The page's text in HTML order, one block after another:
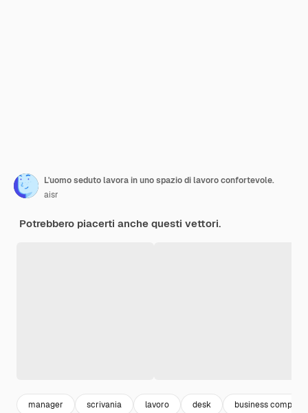
L'uomo seduto lavora in uno spazio di lavoro confortevole.
aisr
Potrebbero piacerti anche questi vettori.
manager scrivania lavoro desk business computer